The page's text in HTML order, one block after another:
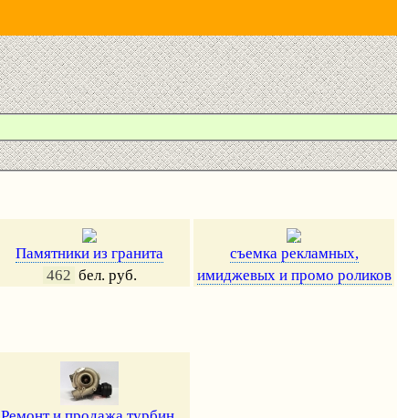
Памятники из гранита
462 бел. руб.
съемка рекламных,
имиджевых и промо роликов